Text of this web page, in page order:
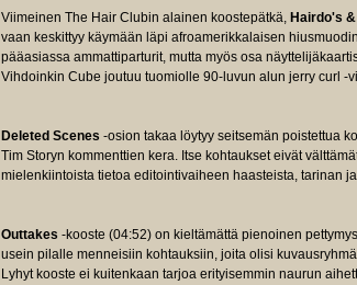
Viimeinen The Hair Clubin alainen koostepätkä, Hairdo's
vaan keskittyy käymään läpi afroamerikkalaisen
pääasiassa ammattiparturit, mutta myös osa
Vihdoinkin Cube joutuu tuomiolle 90-luvun alun jerry curl -
Deleted Scenes -osion takaa löytyy seitsemän poistettua
Tim Storyn kommenttien kera. Itse kohtaukset eivät
mielenkiintoista tietoa editointivaiheen haasteista, tarinan
Outtakes -kooste (04:52) on kieltämättä pienoinen
usein pilalle menneisiin kohtauksiin, joita olisi
Lyhyt kooste ei kuitenkaan tarjoa erityisemmin naurun